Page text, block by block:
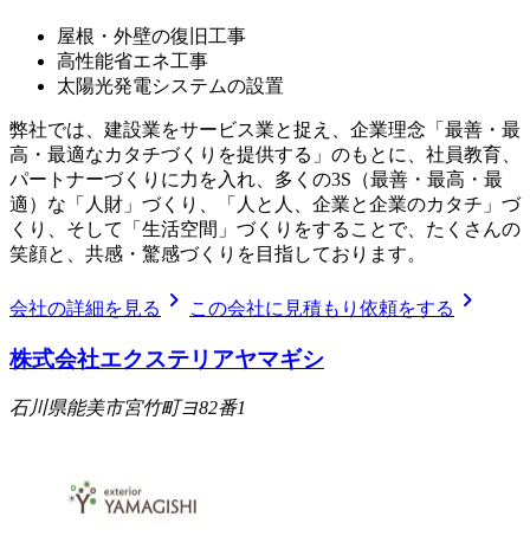
屋根・外壁の復旧工事
高性能省エネ工事
太陽光発電システムの設置
弊社では、建設業をサービス業と捉え、企業理念「最善・最
高・最適なカタチづくりを提供する」のもとに、社員教育、
パートナーづくりに力を入れ、多くの3S（最善・最高・最
適）な「人財」づくり、「人と人、企業と企業のカタチ」づ
くり、そして「生活空間」づくりをすることで、たくさんの
笑顔と、共感・驚感づくりを目指しております。
会社の詳細を見る chevron_right この会社に見積もり依頼をする chevron_right
株式会社エクステリアヤマギシ
石川県能美市宮竹町ヨ82番1